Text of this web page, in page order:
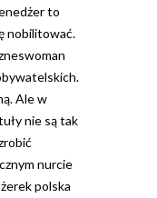
to
nobilitować.
Ale w
nie są tak
nurcie
polska